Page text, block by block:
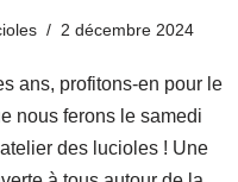
2 décembre 2024
ans, profitons-en pour le
nous ferons le samedi
des lucioles ! Une